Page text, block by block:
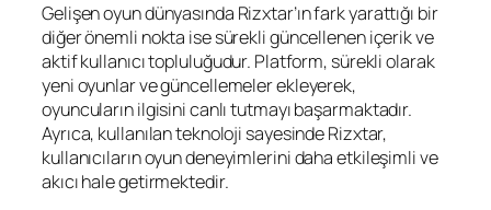
Gelişen oyun dünyasında Rizxtar’ın fark yarattığı bir
diğer önemli nokta ise sürekli güncellenen içerik ve
aktif kullanıcı topluluğudur. Platform, sürekli olarak
yeni oyunlar ve güncellemeler ekleyerek,
oyuncuların ilgisini canlı tutmayı başarmaktadır.
Ayrıca, kullanılan teknoloji sayesinde Rizxtar,
kullanıcıların oyun deneyimlerini daha etkileşimli ve
akıcı hale getirmektedir.